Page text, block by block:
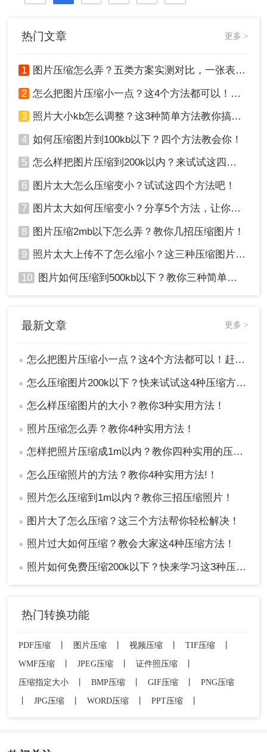
热门文章 更多 >
1 图片压缩怎么弄？五类方案实测对比，一张表看懂怎么选！
2 怎么把图片压缩小一点？这4个方法都可以！赶紧试试！
3 照片大小kb怎么调整？这3种简单方法教你搞定！
4 如何压缩图片到100kb以下？四个方法教会你！
5 怎么样把图片压缩到200k以内？来试试这四种压缩方法！
6 图片太大怎么压缩变小？试试这四个方法吧！
7 图片太大如何压缩变小？分享5个方法，让你轻松调整图片大小
8 图片压缩2mb以下怎么弄？教你几招压缩图片！
9 照片太大上传不了怎么缩小？这三种压缩图片的方法非常实用！
10 图片如何压缩到500kb以下？教你三种简单方法！
最新文章 更多 >
● 怎么把图片压缩小一点？这4个方法都可以！赶紧试试！
● 怎么压缩图片200k以下？快来试试这4种压缩方法!！
● 怎么样压缩图片的大小？教你3种实用方法！
● 照片压缩怎么弄？教你4种实用方法！
● 怎样把照片压缩成1m以内？教你四种实用的压缩方法！
● 怎么压缩照片的方法？教你4种实用方法!！
● 照片怎么压缩到1m以内？教你三招压缩照片！
● 图片大了怎么压缩？这三个方法帮你轻松解决！
● 照片过大如何压缩？教会大家这4种压缩方法！
● 照片如何免费压缩200k以下？快来学习这3种压缩方法！
热门转换功能
PDF压缩 图片压缩 视频压缩 TIF压缩
WMF压缩
JPEG压缩 证件照压缩
压缩指定大小
BMP压缩 GIF压缩
PNG压缩
JPG压缩 WORD压缩 PPT压缩